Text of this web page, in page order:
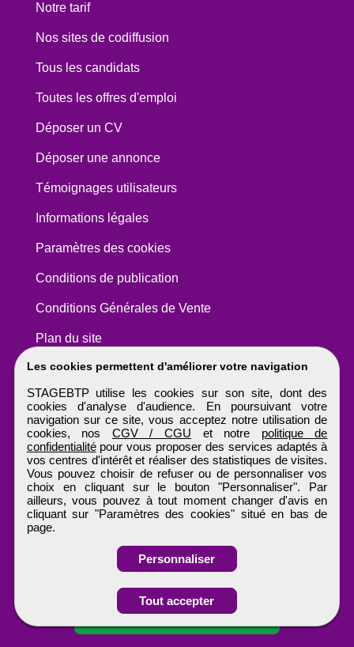
Obtenir ses
coordonnées
Les cookies permettent d'améliorer votre navigation
STAGEBTP utilise les cookies sur son site, dont des
cookies d'analyse d'audience. En poursuivant votre
navigation sur ce site, vous acceptez notre utilisation de
cookies, nos CGV / CGU et notre politique de
confidentialitépour vous proposer des services adaptés à
vos centres d'intérêt et réaliser des statistiques de visites.
Vous pouvez choisir de refuser ou de personnaliser vos
choix en cliquant sur le bouton "Personnaliser". Par
ailleurs, vous pouvez à tout moment changer d'avis en
cliquant sur "Paramètres des cookies" situé en bas de
page.
Personnaliser
Tout accepter
Notre tarif
Nos sites de codiffusion
Tous les candidats
Toutes les offres d'emploi
Déposer un CV
Déposer une annonce
Témoignages utilisateurs
Informations légales
Paramètres des cookies
Conditions de publication
Conditions Générales de Vente
Plan du site
STAGEBTP
Tous droits réservés © 1999 - 2026